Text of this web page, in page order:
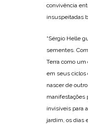
convivência
insuspeitadas
“Sérgio Helle
sementes.
Terra como um
em seus ciclos
nascer de
manifestações
invisíveis para
jardim, os dias